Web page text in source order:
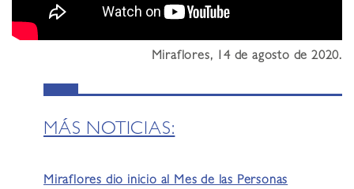
Miraflores, 14 de agosto de 2020.
MÁS NOTICIAS:
Miraflores dio inicio al Mes de las Personas